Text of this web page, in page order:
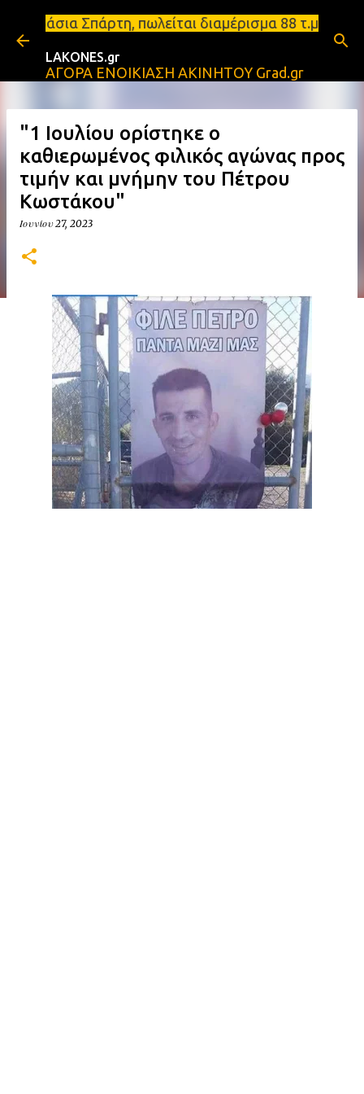
Μετάβαση στο κύριο περιεχόμενο
Σπάρτη, πωλείται διαμέρισμα
LAKONES.gr
ΑΓΟΡΑ ΕΝΟΙΚΙΑΣΗ ΑΚΙΝΗΤΟΥ Grad.gr
"1 Ιουλίου ορίστηκε ο
καθιερωμένος φιλικός αγώνας προς
τιμήν και μνήμην του Πέτρου
Κωστάκου"
Ιουνίου 27, 2023